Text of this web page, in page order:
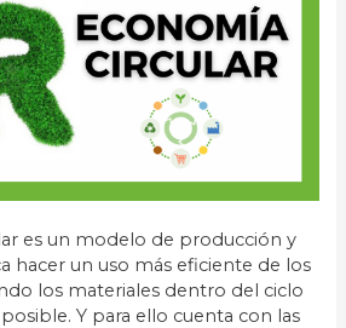
es un modelo de producción y
hacer un uso más eficiente de los
los materiales dentro del ciclo
Y para ello cuenta con las